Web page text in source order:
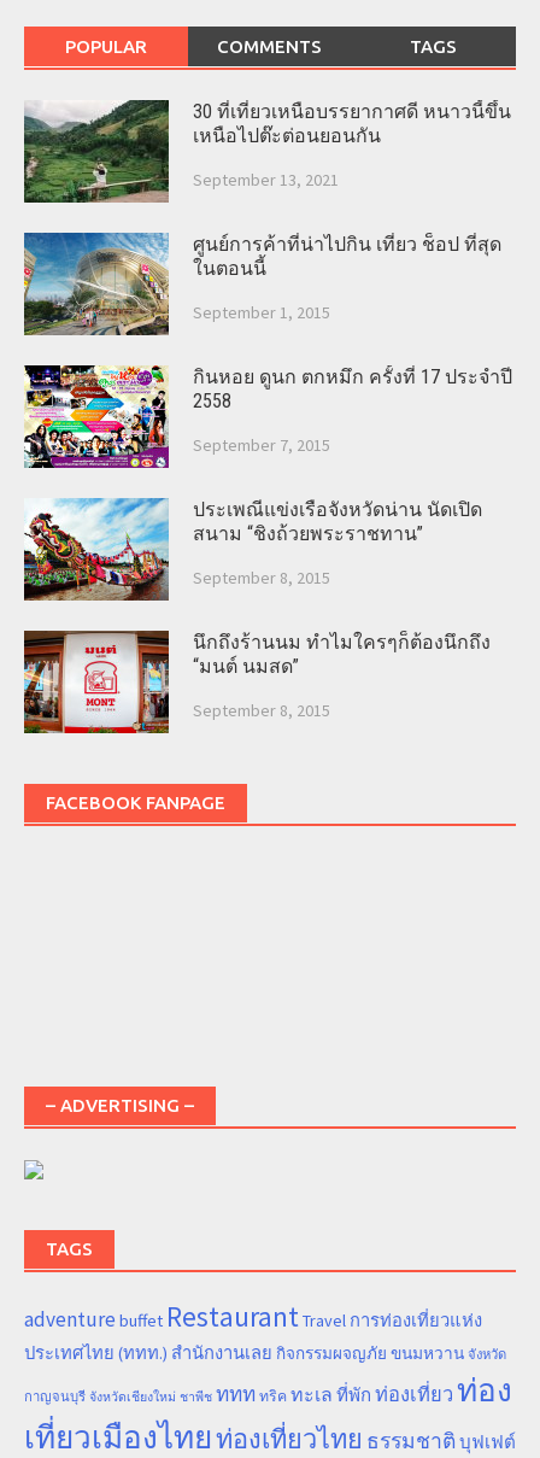
POPULAR COMMENTS TAGS
30 ที่เที่ยวเหนือบรรยากาศดี หนาวนี้ขึ้น
เหนือไปต๊ะต่อนยอนกัน
September 13, 2021
ศูนย์การค้าที่น่าไปกิน เที่ยว ช็อป ที่สุด
ในตอนนี้
September 1, 2015
กินหอย ดูนก ตกหมึก ครั้งที่ 17 ประจำปี
2558
September 7, 2015
ประเพณีแข่งเรือจังหวัดน่าน นัดเปิด
สนาม “ชิงถ้วยพระราชทาน”
September 8, 2015
นึกถึงร้านนม ทำไมใครๆก็ต้องนึกถึง
“มนต์ นมสด”
September 8, 2015
FACEBOOK FANPAGE
– ADVERTISING –
TAGS
adventure buffet RestaurantTravel การท่องเที่ยวแห่ง
ประเทศไทย (ททท.) สำนักงานเลย กิจกรรมผจญภัย ขนมหวาน จังหวัด
กาญจนบุรี จังหวัดเชียงใหม่ ชาพีช ททท ทริค ทะเล ที่พัก ท่องเที่ยวท่อง
เที่ยวเมืองไทยท่องเที่ยวไทย ธรรมชาติ บุฟเฟต์